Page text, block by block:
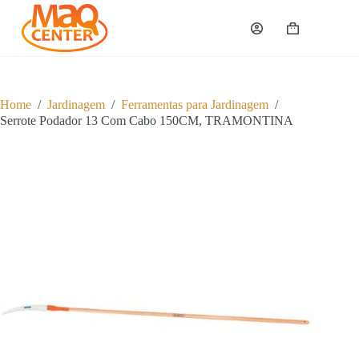
u
a
r
Carrinho
Home / Jardinagem / Ferramentas para Jardinagem /
Serrote Podador 13 Com Cabo 150CM, TRAMONTINA